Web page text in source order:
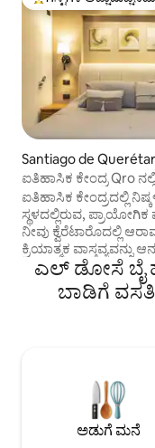
ಗೆಸ್ಟ್‌ಗಳಿಗೆ ಅತಿ ಹೆಚ್ಚು
Santiago de
ಲಾಫ್ಟ್
ಐತಿಹಾಸಿಕ ಕೇಂದ್ರ Qro
ವಿಶೇಷವಾದ ಲಾಫ್ಟ್.
ಐತಿಹಾಸಿಕ ಕೇಂದ್ರದಲ್ಲಿ
ಸ್ಥಳದಲ್ಲಿರುವ, ಪ್ರಾಯೋಗಿಕ
ನೀವು ಕ್ವೆರೆಟಾರೊದಲ್ಲಿ
ಕ್ರಿಯಾತ್ಮಕ ವಾಸ್ತವ್ಯವನ್ನು
ಪ್ರತಿಯೊಂದು ವಿವರವನ್ನು
ನೀವು ನಗರದ
ರೆಸ್ಟೋರೆಂಟ್‌ಗಳು,
ಮಾಡಲು ಆರಾಮದಾಯಕ ಪ್ರದೇಶ
ನವೀಕರಿಸಲಾಗಿದೆ, ಶಾಂತ
ಆರಾಮದ ಉನ್ನತ ಮಾನದಂಡಗಳು
ಪಾರ್ಕಿಂಗ್ ಆಯ್ಕೆ
ಎಲ್ ಡೋಸೆ
ಬಾಡಿಗೆ
ಅಡುಗೆ ಮನೆ